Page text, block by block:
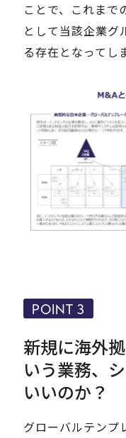
ことで、これまで
として当該企業グ
る存在となってし
新規に海外
いう業務、
いいのか？
POINT 3
グローバルテンプ